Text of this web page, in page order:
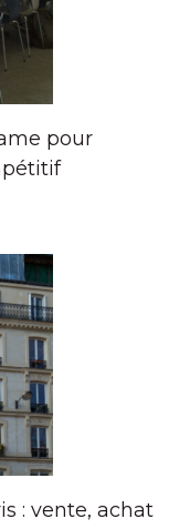
pour
: vente, achat